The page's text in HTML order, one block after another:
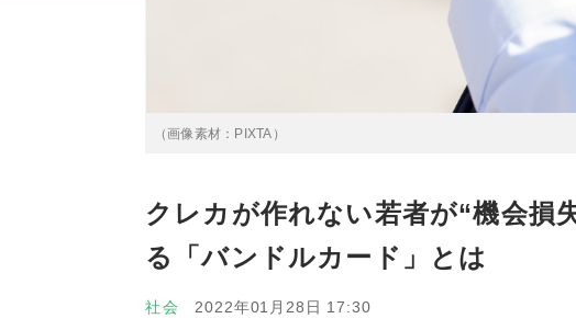
（画像素材：PIXTA）
クレカが作れない若者が“機会損
る「バンドルカード」とは
社会 2022年01月28日 17:30